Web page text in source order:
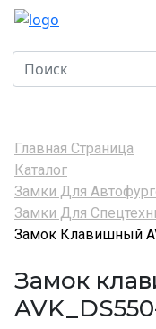
Главная Страница
Каталог
Замки Для
Замки Для
Замок Клавишный
Замок